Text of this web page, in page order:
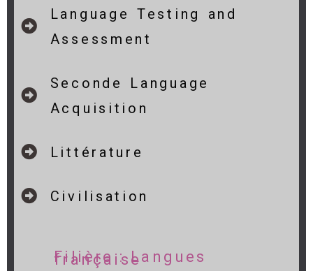
Language Testing and
Assessment
Seconde Language
Acquisition
Littérature
Civilisation
Filière : Langues
française